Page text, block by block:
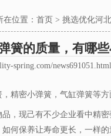
位置： 首页 > 挑选优化河
簧的质量，有哪
spring.com/
，精密小弹簧，气缸弹簧等
，现己有不少企业看中精
何保养让寿命更长，一样